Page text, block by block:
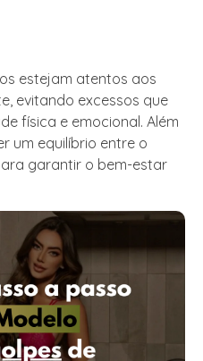
estejam atentos aos
evitando excessos que
física e emocional. Além
um equilíbrio entre o
garantir o bem-estar